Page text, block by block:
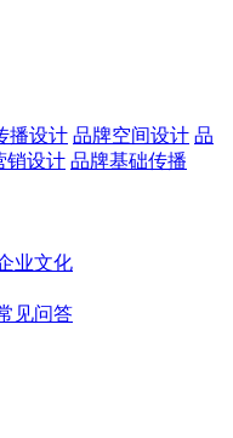
播设计 品牌空间设计 品
销设计 品牌基础传播
业文化
见问答